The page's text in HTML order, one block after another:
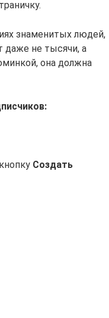
знаменитых людей,
даже не тысячи, а
она должна
Создать